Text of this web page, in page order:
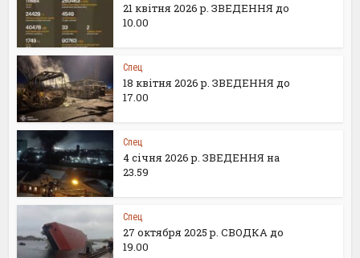
21 квітня 2026 р. ЗВЕДЕННЯ до
10.00
Спец
18 квітня 2026 р. ЗВЕДЕННЯ до
17.00
Спец
4 січня 2026 р. ЗВЕДЕННЯ на
23.59
Спец
27 октября 2025 р. СВОДКА до
19.00